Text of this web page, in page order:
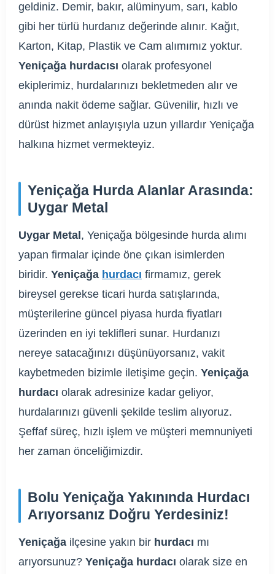
geldiniz. Demir, bakır, alüminyum, sarı, kablo
gibi her türlü hurdanız değerinde alınır. Kağıt,
Karton, Kitap, Plastik ve Cam alımımız yoktur.
Yeniçağa hurdacısı olarak profesyonel
ekiplerimiz, hurdalarınızı bekletmeden alır ve
anında nakit ödeme sağlar. Güvenilir, hızlı ve
dürüst hizmet anlayışıyla uzun yıllardır Yeniçağa
halkına hizmet vermekteyiz.
Yeniçağa Hurda Alanlar Arasında:
Uygar Metal
Uygar Metal , Yeniçağa bölgesinde hurda alımı
yapan firmalar içinde öne çıkan isimlerden
biridir. Yeniçağa hurdacı firmamız, gerek
bireysel gerekse ticari hurda satışlarında,
müşterilerine güncel piyasa hurda fiyatları
üzerinden en iyi teklifleri sunar. Hurdanızı
nereye satacağınızı düşünüyorsanız, vakit
kaybetmeden bizimle iletişime geçin. Yeniçağa
hurdacı olarak adresinize kadar geliyor,
hurdalarınızı güvenli şekilde teslim alıyoruz.
Şeffaf süreç, hızlı işlem ve müşteri memnuniyeti
her zaman önceliğimizdir.
Bolu Yeniçağa Yakınında Hurdacı
Arıyorsanız Doğru Yerdesiniz!
Yeniçağa ilçesine yakın bir hurdacı mı
arıyorsunuz? Yeniçağa hurdacı olarak size en